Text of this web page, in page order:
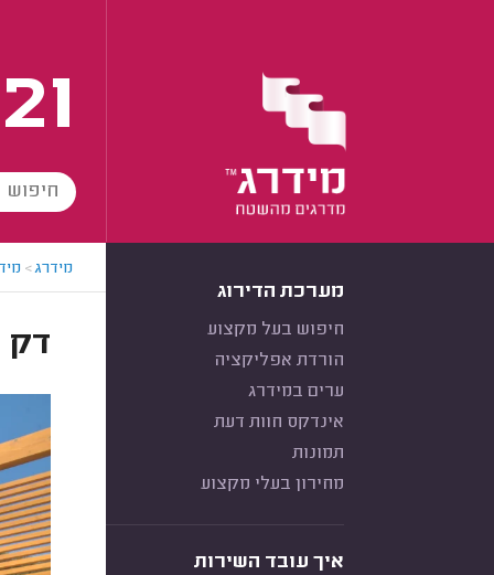
מערכת הדירוג
חיפוש בעל מקצוע
הורדת אפליקציה
ערים במידרג
אינדקס חוות דעת
תמונות
מחירון בעלי מקצוע
איך עובד השירות
מידרג>
דק